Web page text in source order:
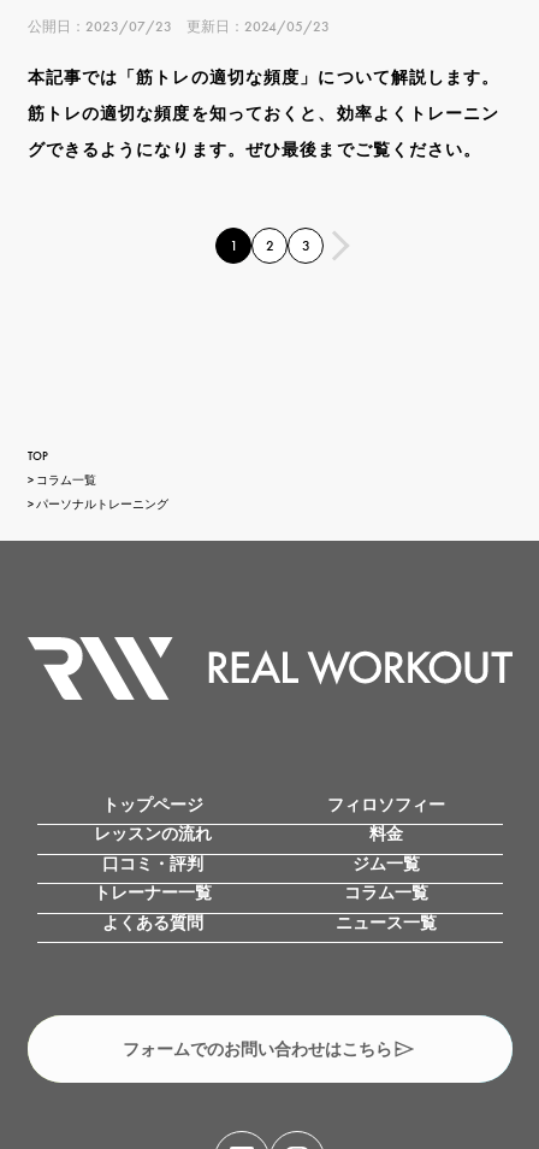
公開日：2023/07/23 更新日：2024/05/23
本記事では「筋トレの適切な頻度」について解説します。
筋トレの適切な頻度を知っておくと、効率よくトレーニン
グできるようになります。ぜひ最後までご覧ください。
1 2 3
TOP
コラム一覧
パーソナルトレーニング
トップページ
フィロソフィー
レッスンの流れ
料金
口コミ・評判
ジム一覧
トレーナー一覧
コラム一覧
よくある質問
ニュース一覧
フォームでのお問い合わせはこちら